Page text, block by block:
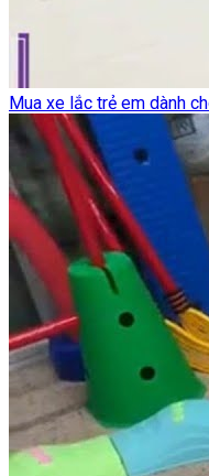
Mua xe lắc trẻ em dành